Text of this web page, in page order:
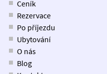
Ceník
Rezervace
Po příjezdu
Ubytování
O nás
Blog